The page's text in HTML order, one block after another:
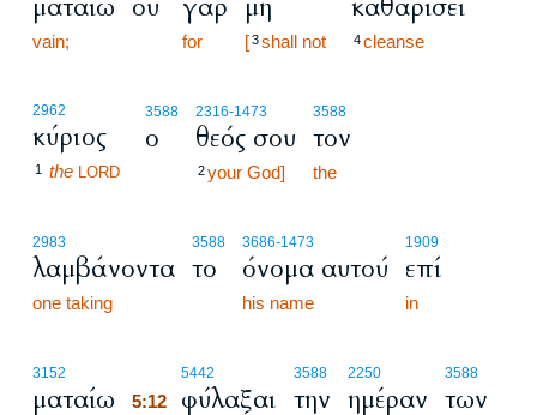
ματαίω
vain;
ου γαρ
for
μη
[3shall not
καθαρίσει
4cleanse
2962
κύριος
1 the LORD
3588
ο
2316-1473
θεός σου
2your God]
3588
τον
the
2983
λαμβάνοντα
one taking
3588
το
3686-1473
όνομα αυτού
his name
1909
επί
in
3152
ματαίω
5442
5:12 φύλαξαι
3588
την
2250
ημέραν
3588
των